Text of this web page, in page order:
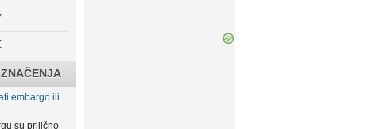
embargo ili
su prilično